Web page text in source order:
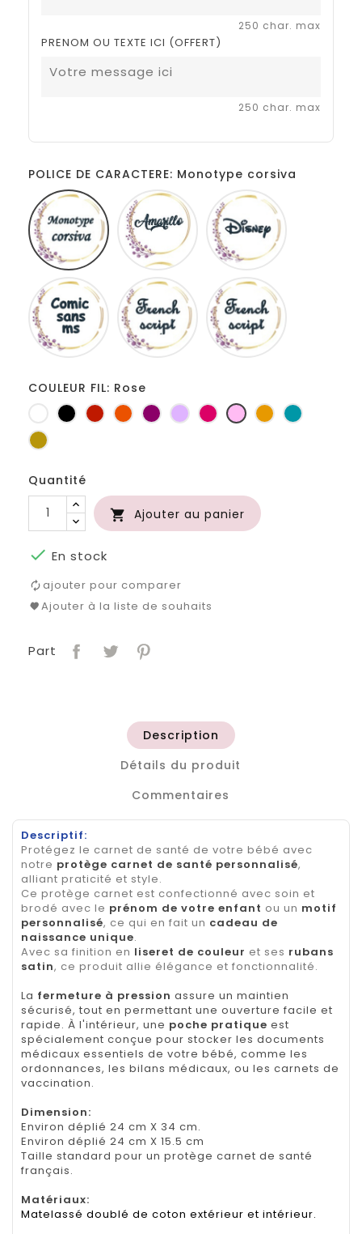
250 char. max
PRENOM OU TEXTE ICI (OFFERT)
250 char. max
POLICE DE CARACTERE: Monotype corsiva
Monotype
corsiva
Amarillo
Comic
sans
ms
French
script
COULEUR FIL: Rose
BlancNoir RougeOrange
PruneLilasFuchsia
RoseJaune
d'or
Turquoise
Or
Quantité
 Ajouter au panier
 En stock
ajouter pour comparer
Ajouter à la liste de souhaits
Part
Description
Détails du produit
Commentaires
Descriptif:
Protégez le carnet de santé de votre bébé avec
notre protège carnet de santé personnalisé,
alliant praticité et style.
Ce protège carnet est confectionné avec soin et
brodé avec le prénom de votre enfant ou un motif
personnalisé, ce qui en fait un cadeau de
naissance unique.
Avec sa finition en liseret de couleur et ses rubans
satin, ce produit allie élégance et fonctionnalité.
La fermeture à pression assure un maintien
sécurisé, tout en permettant une ouverture facile et
rapide. À l'intérieur, une poche pratique est
spécialement conçue pour stocker les documents
médicaux essentiels de votre bébé, comme les
ordonnances, les bilans médicaux, ou les carnets de
vaccination.
Dimension:
Environ déplié 24 cm X 34 cm.
Environ déplié 24 cm X 15.5 cm
Taille standard pour un protège carnet de santé
français.
Matériaux:
Matelassé doublé de coton extérieur et intérieur.